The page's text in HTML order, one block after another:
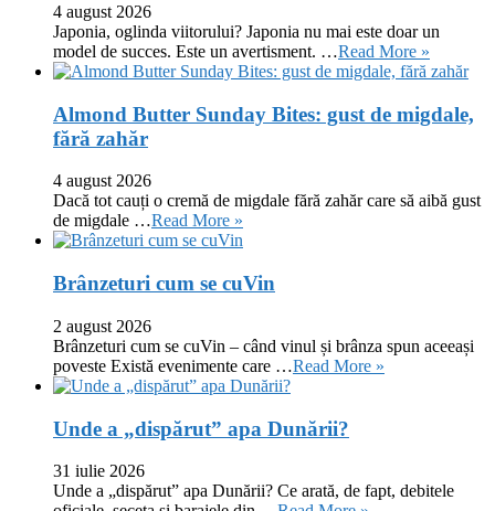
4 august 2026
Japonia, oglinda viitorului? Japonia nu mai este doar un
model de succes. Este un avertisment. …Read More »
Almond Butter Sunday Bites: gust de migdale,
fără zahăr
4 august 2026
Dacă tot cauți o cremă de migdale fără zahăr care să aibă gust
de migdale …Read More »
Brânzeturi cum se cuVin
2 august 2026
Brânzeturi cum se cuVin – când vinul și brânza spun aceeași
poveste Există evenimente care …Read More »
Unde a „dispărut” apa Dunării?
31 iulie 2026
Unde a „dispărut” apa Dunării? Ce arată, de fapt, debitele